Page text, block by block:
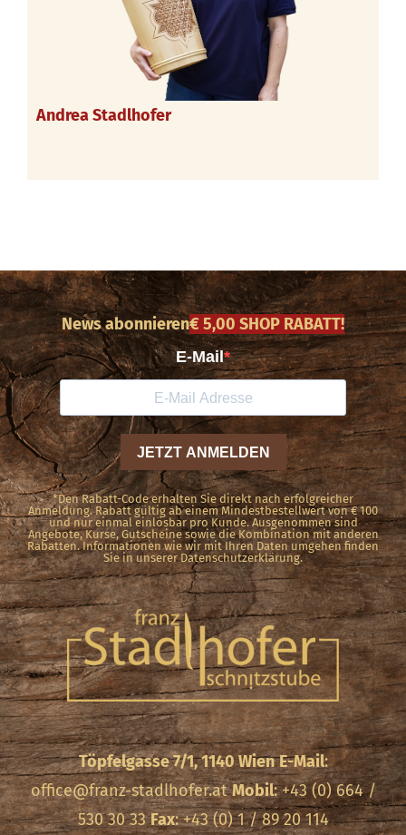
Andrea Stadlhofer
News abonnieren€ 5,00 SHOP RABATT!
*Den Rabatt-Code erhalten Sie direkt nach erfolgreicher
Anmeldung. Rabatt gültig ab einem Mindestbestellwert von € 100
und nur einmal einlösbar pro Kunde. Ausgenommen sind
Angebote, Kurse, Gutscheine sowie die Kombination mit anderen
Rabatten. Informationen wie wir mit Ihren Daten umgehen finden
Sie in unserer Datenschutzerklärung.
Töpfelgasse 7/1, 1140 Wien E-Mail:
office@franz-stadlhofer.at Mobil: +43 (0) 664 /
530 30 33Fax: +43 (0) 1 / 89 20 114